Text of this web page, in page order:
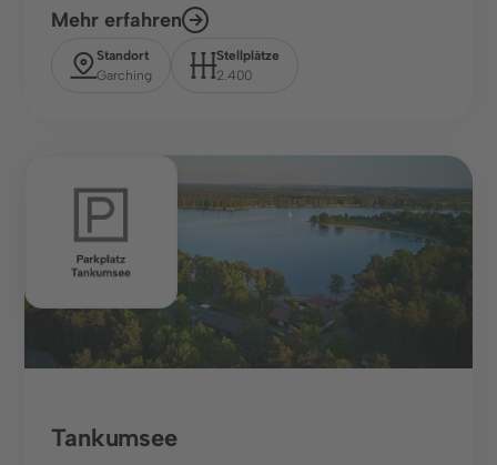
Mehr erfahren
Standort
Garching
Stellplätze
2.400
Sport, Freizeit
Tankumsee